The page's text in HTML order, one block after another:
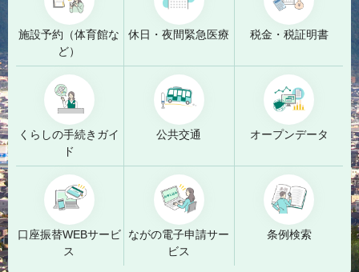
施設予約（体育館な
ど）
休日・夜間緊急医療 税金・税証明書
くらしの手続きガイ
ド
公共交通 オープンデータ
口座振替WEBサービ
ス
ながの電子申請サー
ビス
条例検索